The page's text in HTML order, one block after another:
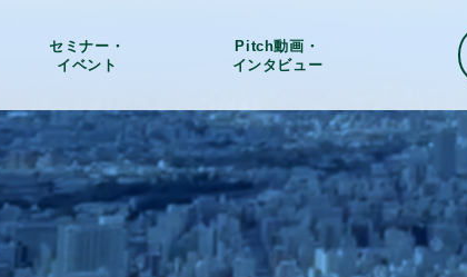
セミナー・
イベント
Pitch動画・
インタビュー